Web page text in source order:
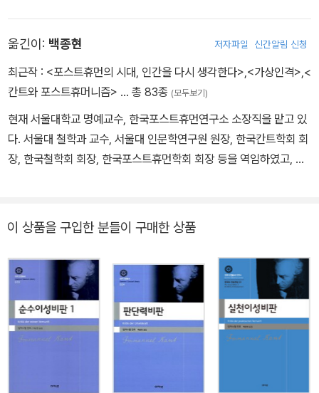
낸 인물도 아니었고, 부와 명예를 위해 활발하게 활동한 사람도 아니
었다. 그러나 칸트는 늦은 나이에 빛을 내기 시작한 천재였다. 소크라
테스 이후 오랜 세월 이어진 고전 철학을 반성하면서 현대의 정신 세
한 후 4년 뒤 <도덕 형이상학의 기초>(1785), <실천이성비판>(17
88), <판단력 비판>(1790>, <영원한 평화를 위하여>(1795), <도
덕 형이상학>(1797) 등을 집필했다. 1804년 죽음에 임박한 노철학
“좋다”라는 뜻이었다. 장례식은 16일 동안 계속되었다. 땅에서는 수
를 맞이했다. 칸트의 묘비명에 새겨진 문장은 이러하다. 그것은 <실
천이성비판> 맺음말의 첫 구절이었다. “생각하면 할수록 커져만 가
는 존경과 경탄으로 내 마음을 새롭게 채워 주는 두 가지가 있으니 별
이 빛나는 밤하늘이요, 내 안의 도덕법률입니다.”
옮긴이: 백종현 저자파일 신간알림 신청
최근작 : <포스트휴먼의 시대, 인간을 다시 생각한다> <가상인격> <
칸트와 포스트휴머니즘> … 총 83종 (모두보기)
현재 서울대학교 명예교수, 한국포스트휴먼연구소 소장직을 맡고 있
다. 서울대 철학과 교수, 서울대 인문학연구원 원장, 한국칸트학회 회
장, 한국철학회 회장, 한국포스트휴먼학회 회장 등을 역임하였고, 주
고, 주요 역서로는 『실천이성비판』(칸트, 2002/개정2판 2019), 『윤
리형이상학 정초』(칸트, 2005/개정2판 2018), 『순수이성비판 1 ·
2』(칸트, 2006), 『판단력비판』(칸트, 2009), 『윤리형이상학』(칸트,
2012), 『이성의 한계 안에서의 종교』(칸트, 2011/개정판 2015),
『유작 I · II』(칸트, 2020 · 2022) 등이 있다.
이 상품을 구입한 분들이 구매한 상품